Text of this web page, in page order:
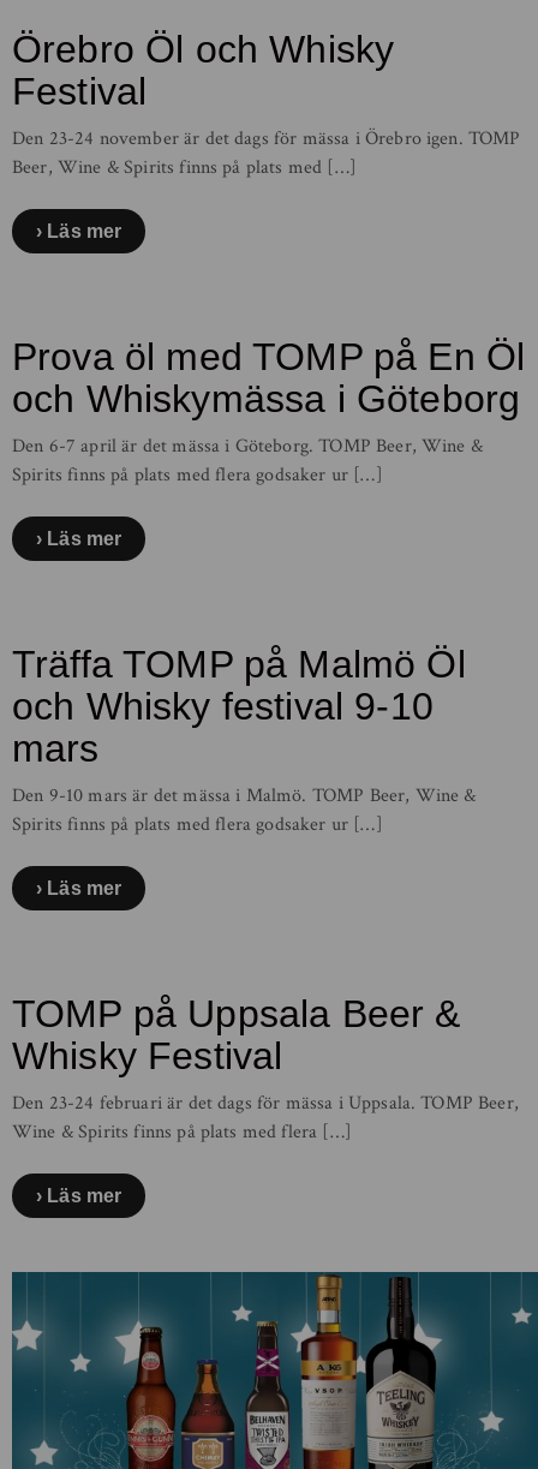
Örebro Öl och Whisky
Festival
Den 23-24 november är det dags för mässa i Örebro igen. TOMP
Beer, Wine & Spirits finns på plats med […]
Läs mer
Prova öl med TOMP på En Öl
och Whiskymässa i Göteborg
Den 6-7 april är det mässa i Göteborg. TOMP Beer, Wine &
Spirits finns på plats med flera godsaker ur […]
Läs mer
Träffa TOMP på Malmö Öl
och Whisky festival 9-10
mars
Den 9-10 mars är det mässa i Malmö. TOMP Beer, Wine &
Spirits finns på plats med flera godsaker ur […]
Läs mer
TOMP på Uppsala Beer &
Whisky Festival
Den 23-24 februari är det dags för mässa i Uppsala. TOMP Beer,
Wine & Spirits finns på plats med flera […]
Läs mer